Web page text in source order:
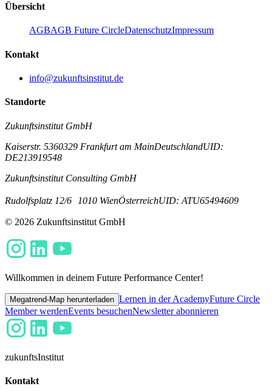
Übersicht
AGBAGB Future CircleDatenschutzImpressum
Kontakt
info@zukunftsinstitut.de
Standorte
Zukunftsinstitut GmbH
Kaiserstr. 5360329 Frankfurt am MainDeutschlandUID:
DE213919548
Zukunftsinstitut Consulting GmbH
Rudolfsplatz 12/6 1010 WienÖsterreichUID: ATU65494609
© 2026 Zukunftsinstitut GmbH
Willkommen in deinem Future Performance Center!
Megatrend-Map herunterladen Lernen in der AcademyFuture Circle
Member werdenEvents besuchenNewsletter abonnieren
zukunftsInstitut
Kontakt